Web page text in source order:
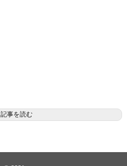
記事を読む